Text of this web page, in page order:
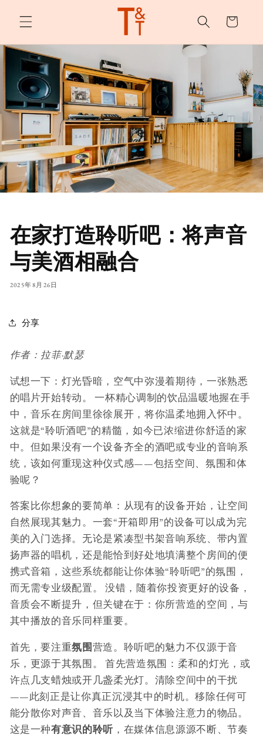
容
物
在家打造聆听吧：将声音
与美酒相融合
2025年8月26日
分享
作者：拉菲·默瑟
试想一下：灯光昏暗，空气中弥漫着期待，一张熟悉
的唱片开始转动。 一杯精心调制的饮品温暖地握在手
中，音乐在房间里徐徐展开，将你温柔地拥入怀中。
这就是“聆听酒吧”的精髓，如今已浓缩进你舒适的家
中。但如果没有一个设备齐全的酒吧或专业的音响系
统，该如何重现这种仪式感——包括空间、氛围和体
验呢？
答案比你想象的要简单：从现有的设备开始，让空间
自然展现其魅力。一套“开箱即用”的设备可以成为完
美的入门选择。无论是紧凑型书架音响系统、带内置
扬声器的唱机，还是能恰到好处地填满整个房间的便
携式音箱，这些系统都能让你体验“聆听吧”的氛围，
而无需专业级配置。 没错，随着你投资更好的设备，
音质会不断提升，但关键在于：你所营造的空间，与
其中播放的音乐同样重要。
首先，要注重氛围营造。聆听吧的魅力不仅源于音
乐，更源于其氛围。 首先营造氛围：柔和的灯光，或
许点几支蜡烛或开几盏柔光灯。清除空间中的干扰
——此刻正是让你真正沉浸其中的时机。移除任何可
能分散你对声音、音乐以及当下体验注意力的物品。
这是一种有意识的聆听 ，在媒体信息源源不断、节奏